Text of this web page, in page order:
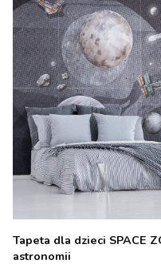
Tapeta dla dzieci SPACE
astronomii